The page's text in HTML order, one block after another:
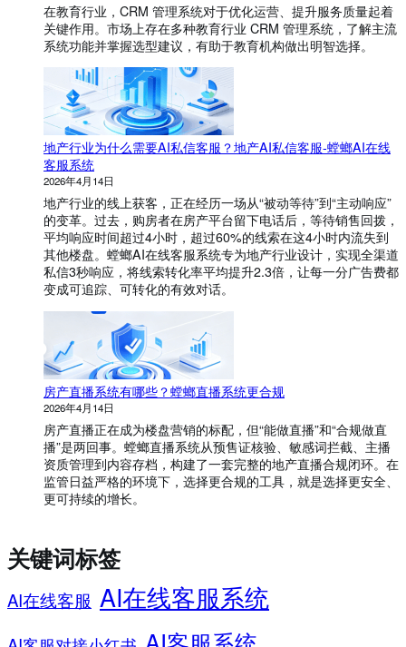
在教育行业，CRM 管理系统对于优化运营、提升服务质量起着
关键作用。市场上存在多种教育行业 CRM 管理系统，了解主流
系统功能并掌握选型建议，有助于教育机构做出明智选择。
地产行业为什么需要AI私信客服？地产AI私信客服-螳螂AI在线
客服系统
2026年4月14日
地产行业的线上获客，正在经历一场从“被动等待”到“主动响应”
的变革。过去，购房者在房产平台留下电话后，等待销售回拨，
平均响应时间超过4小时，超过60%的线索在这4小时内流失到
其他楼盘。螳螂AI在线客服系统专为地产行业设计，实现全渠道
私信3秒响应，将线索转化率平均提升2.3倍，让每一分广告费都
变成可追踪、可转化的有效对话。
房产直播系统有哪些？螳螂直播系统更合规
2026年4月14日
房产直播正在成为楼盘营销的标配，但“能做直播”和“合规做直
播”是两回事。螳螂直播系统从预售证核验、敏感词拦截、主播
资质管理到内容存档，构建了一套完整的地产直播合规闭环。在
监管日益严格的环境下，选择更合规的工具，就是选择更安全、
更可持续的增长。
关键词标签
AI在线客服 AI在线客服系统